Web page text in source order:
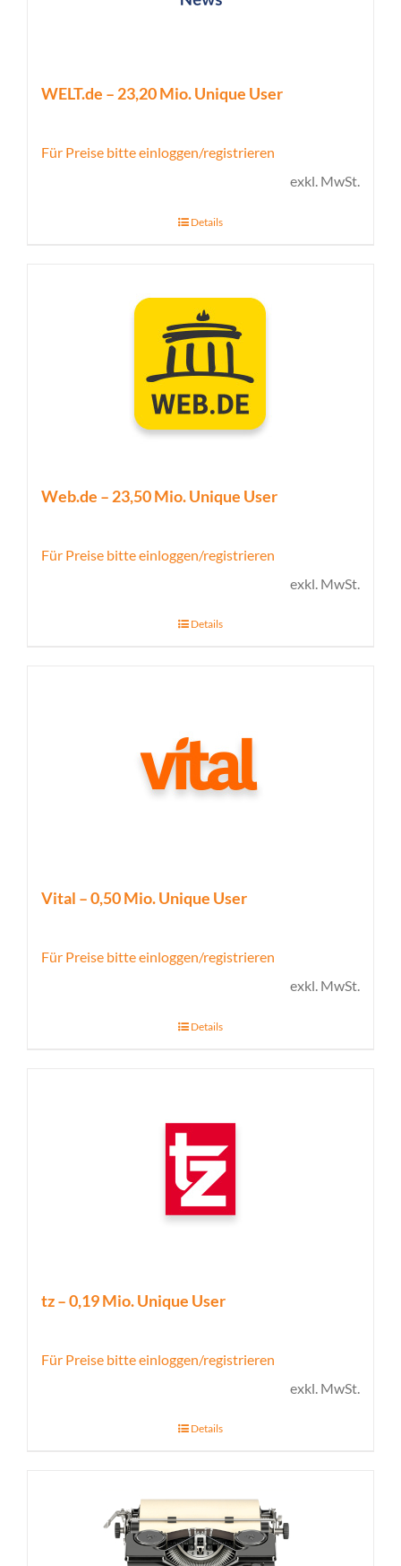
WELT.de – 23,20 Mio. Unique User
Für Preise bitte einloggen/registrieren
exkl. MwSt.
Details
Web.de – 23,50 Mio. Unique User
Für Preise bitte einloggen/registrieren
exkl. MwSt.
Details
Vital – 0,50 Mio. Unique User
Für Preise bitte einloggen/registrieren
exkl. MwSt.
Details
tz – 0,19 Mio. Unique User
Für Preise bitte einloggen/registrieren
exkl. MwSt.
Details